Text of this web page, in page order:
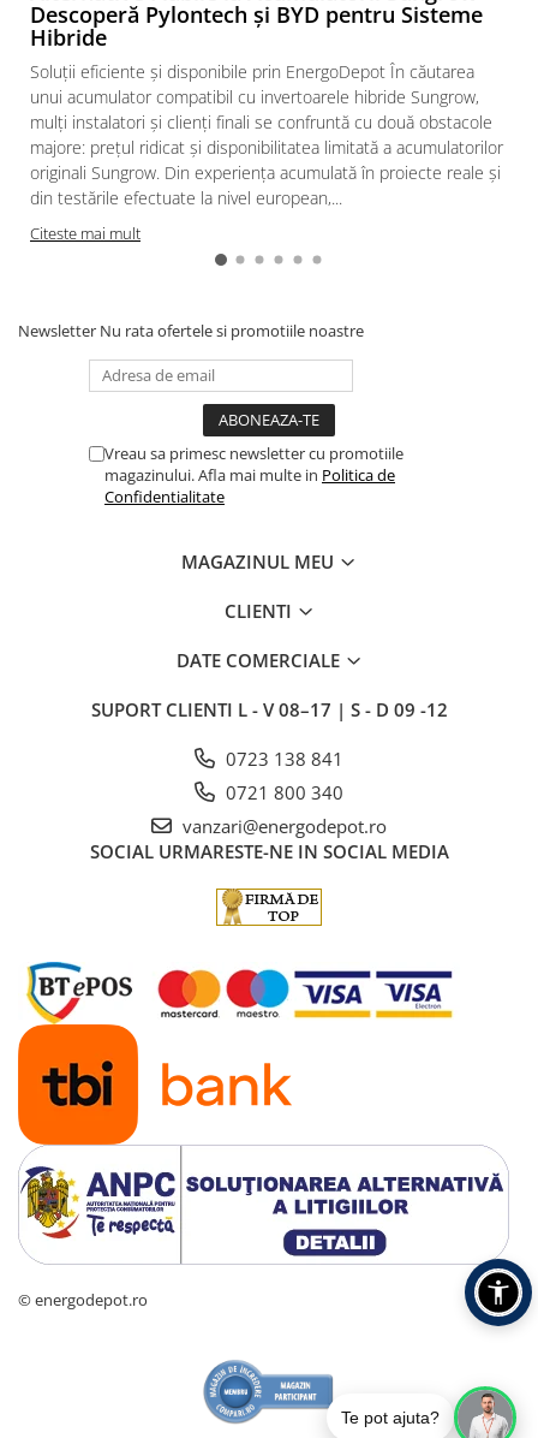
Descoperă Pylontech și BYD pentru Sisteme
Hibride
Soluții eficiente și disponibile prin EnergoDepot În căutarea
unui acumulator compatibil cu invertoarele hibride Sungrow,
mulți instalatori și clienți finali se confruntă cu două obstacole
majore: prețul ridicat și disponibilitatea limitată a acumulatorilor
originali Sungrow. Din experiența acumulată în proiecte reale și
din testările efectuate la nivel european,...
Citeste mai mult
Newsletter Nu rata ofertele si promotiile noastre
Vreau sa primesc newsletter cu promotiile
magazinului. Afla mai multe in Politica de
Confidentialitate
MAGAZINUL MEU
CLIENTI
DATE COMERCIALE
SUPORT CLIENTI L - V 08–17 | S - D 09 -12
0723 138 841
0721 800 340
vanzari@energodepot.ro
SOCIAL URMARESTE-NE IN SOCIAL MEDIA
© energodepot.ro
Te pot ajuta?